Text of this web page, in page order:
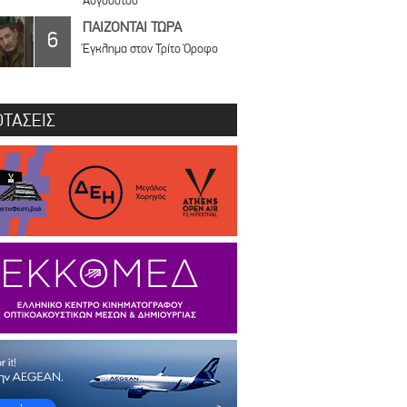
6 ΠΑΙΖΟΝΤΑΙ ΤΩΡΑ
Έγκλημα στον Τρίτο Όροφο